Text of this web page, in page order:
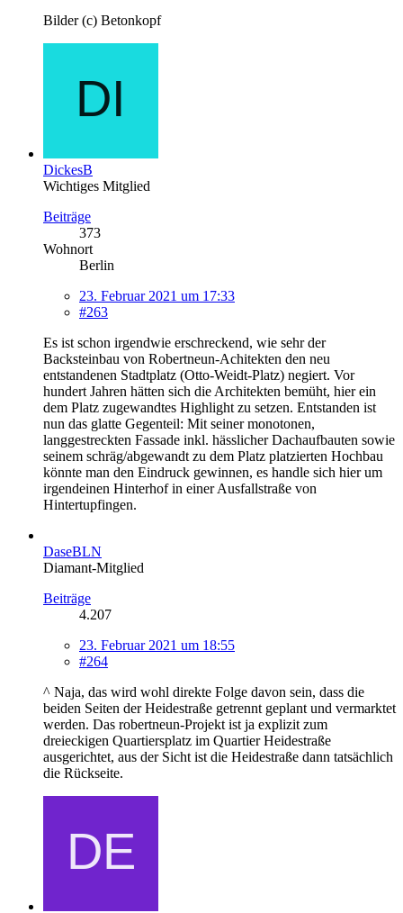
Bilder (c) Betonkopf
DickesB
Wichtiges Mitglied
Beiträge
373
Wohnort
Berlin
23. Februar 2021 um 17:33
#263
Es ist schon irgendwie erschreckend, wie sehr der
Backsteinbau von Robertneun-Achitekten den neu
entstandenen Stadtplatz (Otto-Weidt-Platz) negiert. Vor
hundert Jahren hätten sich die Architekten bemüht, hier ein
dem Platz zugewandtes Highlight zu setzen. Entstanden ist
nun das glatte Gegenteil: Mit seiner monotonen,
langgestreckten Fassade inkl. hässlicher Dachaufbauten sowie
seinem schräg/abgewandt zu dem Platz platzierten Hochbau
könnte man den Eindruck gewinnen, es handle sich hier um
irgendeinen Hinterhof in einer Ausfallstraße von
Hintertupfingen.
DaseBLN
Diamant-Mitglied
Beiträge
4.207
23. Februar 2021 um 18:55
#264
^ Naja, das wird wohl direkte Folge davon sein, dass die
beiden Seiten der Heidestraße getrennt geplant und vermarktet
werden. Das robertneun-Projekt ist ja explizit zum
dreieckigen Quartiersplatz im Quartier Heidestraße
ausgerichtet, aus der Sicht ist die Heidestraße dann tatsächlich
die Rückseite.